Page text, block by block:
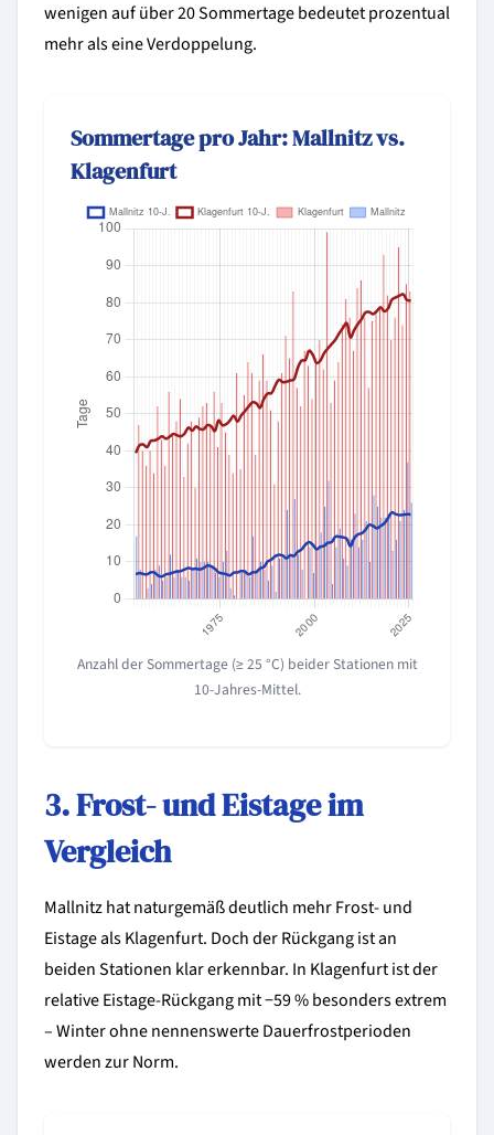
wenigen auf über 20 Sommertage bedeutet prozentual
mehr als eine Verdoppelung.
Sommertage pro Jahr: Mallnitz vs.
Klagenfurt
Anzahl der Sommertage (≥ 25 °C) beider Stationen mit
10-Jahres-Mittel.
3. Frost- und Eistage im
Vergleich
Mallnitz hat naturgemäß deutlich mehr Frost- und
Eistage als Klagenfurt. Doch der Rückgang ist an
beiden Stationen klar erkennbar. In Klagenfurt ist der
relative Eistage-Rückgang mit −59 % besonders extrem
– Winter ohne nennenswerte Dauerfrostperioden
werden zur Norm.